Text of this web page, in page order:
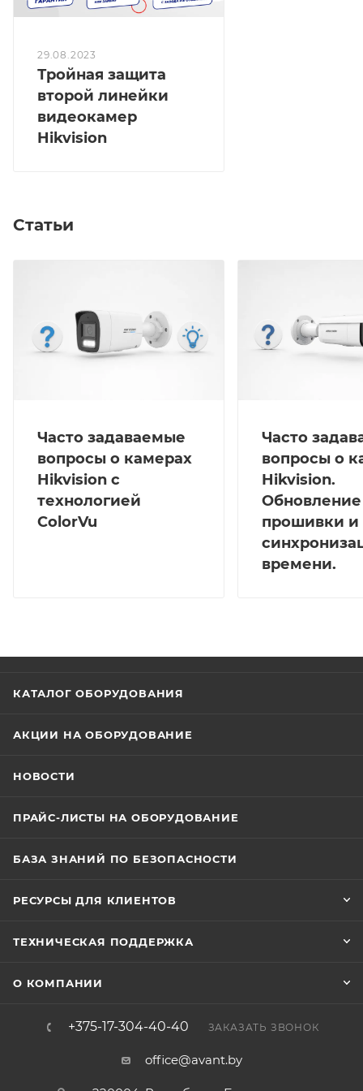
29.08.2023
Тройная защита
второй линейки
видеокамер
Hikvision
Статьи
Часто задаваемые
вопросы о камерах
Hikvision с
технологией
ColorVu
Часто
вопросы о
Hikvision.
Обновление
прошивки и
времени.
КАТАЛОГ ОБОРУДОВАНИЯ
АКЦИИ НА ОБОРУДОВАНИЕ
НОВОСТИ
ПРАЙС-ЛИСТЫ НА ОБОРУДОВАНИЕ
БАЗА ЗНАНИЙ ПО БЕЗОПАСНОСТИ
РЕСУРСЫ ДЛЯ КЛИЕНТОВ
ТЕХНИЧЕСКАЯ ПОДДЕРЖКА
О КОМПАНИИ
+375-17-304-40-40 ЗАКАЗАТЬ ЗВОНОК
office@avant.by